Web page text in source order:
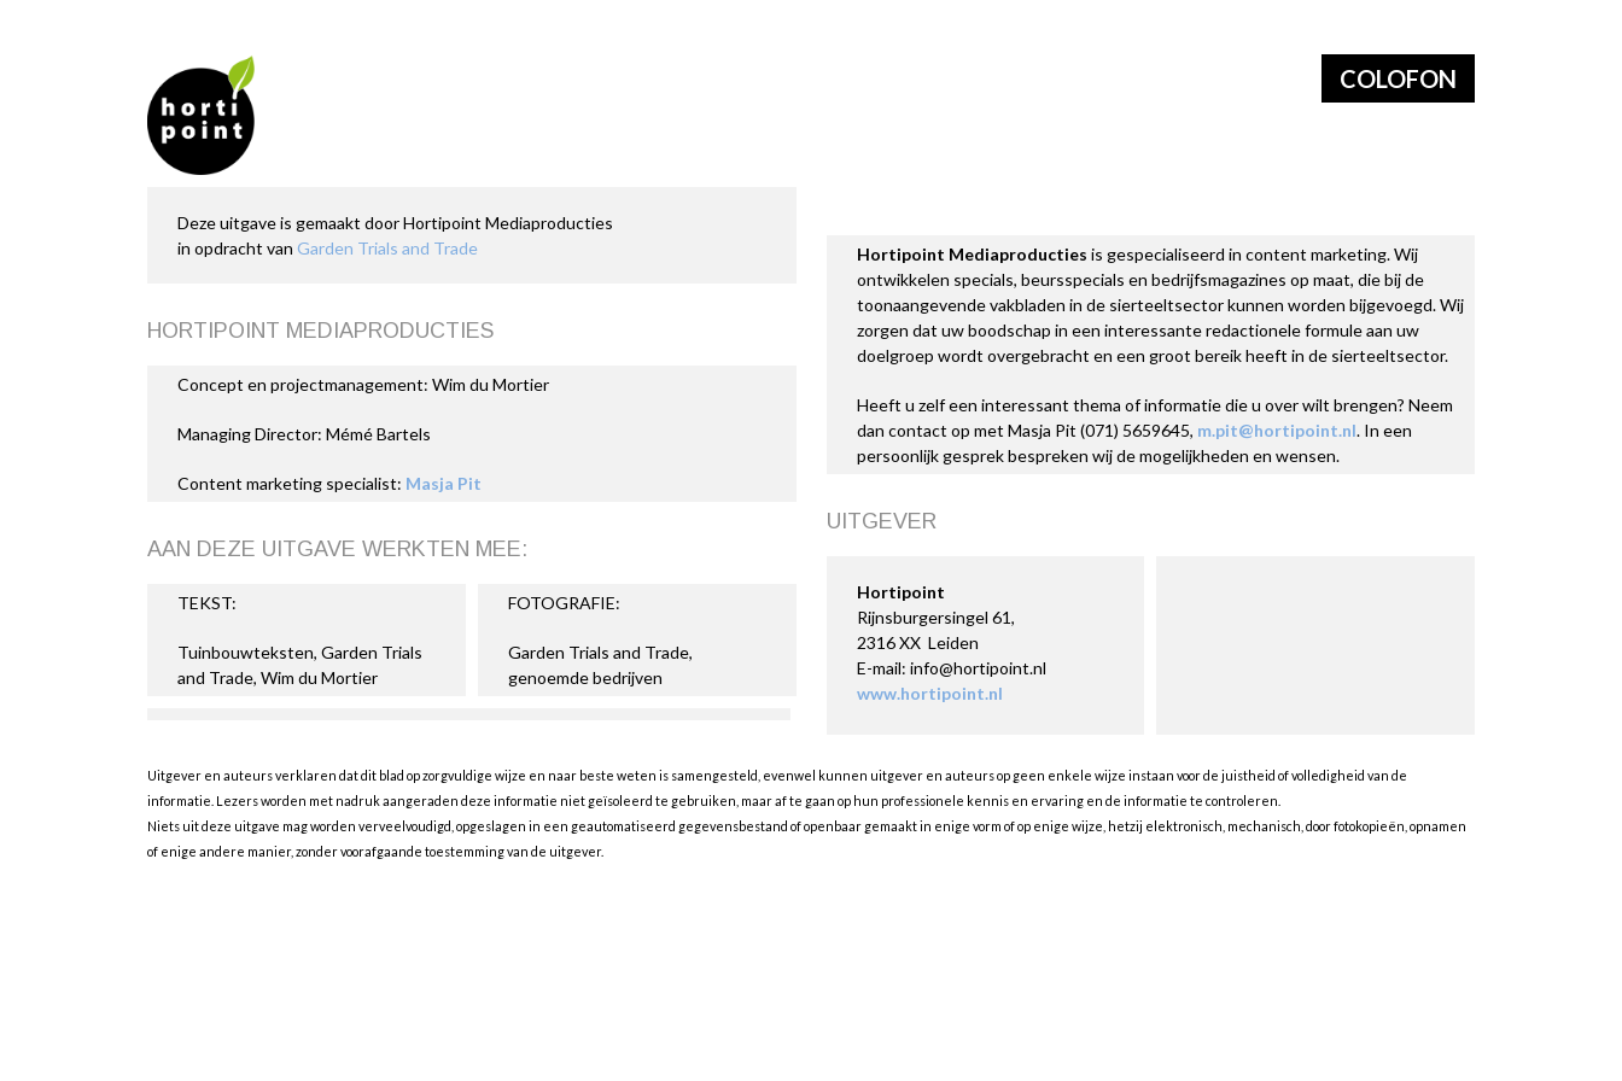
COLOFON
Deze uitgave is gemaakt door Hortipoint Mediaproducties
in opdracht van Garden Trials and Trade
HORTIPOINT MEDIAPRODUCTIES
Concept en projectmanagement: Wim du Mortier
Managing Director: Mémé Bartels
Content marketing specialist: Masja Pit
AAN DEZE UITGAVE WERKTEN MEE:
TEKST:
Tuinbouwteksten, Garden Trials
and Trade, Wim du Mortier
FOTOGRAFIE:
Garden Trials and Trade,
genoemde bedrijven
Hortipoint Mediaproducties is gespecialiseerd in content marketing. Wij
ontwikkelen specials, beursspecials en bedrijfsmagazines op maat, die bij de
toonaangevende vakbladen in de sierteeltsector kunnen worden bijgevoegd. Wij
zorgen dat uw boodschap in een interessante redactionele formule aan uw
doelgroep wordt overgebracht en een groot bereik heeft in de sierteeltsector.
Heeft u zelf een interessant thema of informatie die u over wilt brengen? Neem
dan contact op met Masja Pit (071) 5659645, m.pit@hortipoint.nl. In een
persoonlijk gesprek bespreken wij de mogelijkheden en wensen.
UITGEVER
Hortipoint
Rijnsburgersingel 61,
2316 XX Leiden
E-mail: info@hortipoint.nl
www.hortipoint.nl
Uitgever en auteurs verklaren dat dit blad op zorgvuldige wijze en naar beste weten is samengesteld, evenwel kunnen uitgever en auteurs op geen enkele wijze instaan voor de juistheid of volledigheid van de
informatie. Lezers worden met nadruk aangeraden deze informatie niet geïsoleerd te gebruiken, maar af te gaan op hun professionele kennis en ervaring en de informatie te controleren.
Niets uit deze uitgave mag worden verveelvoudigd, opgeslagen in een geautomatiseerd gegevensbestand of openbaar gemaakt in enige vorm of op enige wijze, hetzij elektronisch, mechanisch, door fotokopieën, opnamen
of enige andere manier, zonder voorafgaande toestemming van de uitgever.